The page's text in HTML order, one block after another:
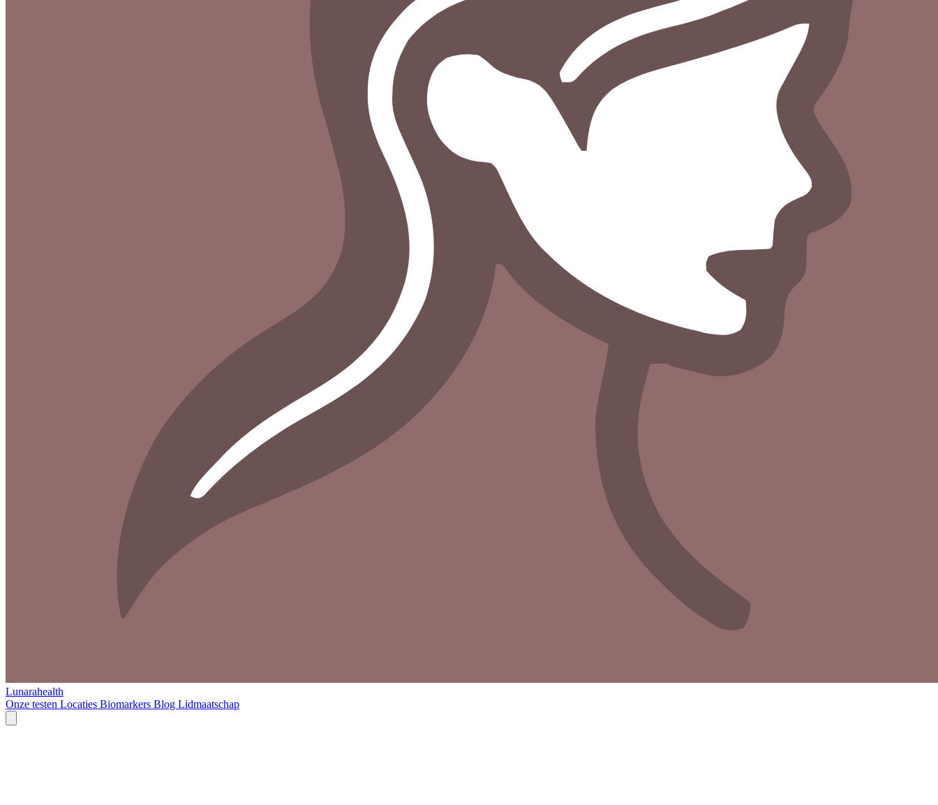
Lunarahealth
Onze testen Locaties Biomarkers Blog Lidmaatschap